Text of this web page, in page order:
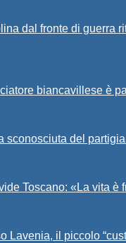
dal fronte di guerra
biancavillese è
sconosciuta del
Toscano: «La vita
Lavenia, il piccolo